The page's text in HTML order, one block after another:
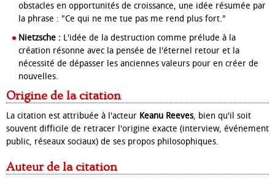
obstacles en opportunités de croissance, une idée résumée par
la phrase : "Ce qui ne me tue pas me rend plus fort."
Nietzsche : L'idée de la destruction comme prélude à la
création résonne avec la pensée de l'éternel retour et la
nécessité de dépasser les anciennes valeurs pour en créer de
nouvelles.
Origine de la citation
La citation est attribuée à l'acteur Keanu Reeves, bien qu'il soit
souvent difficile de retracer l'origine exacte (interview, événement
public, réseaux sociaux) de ses propos philosophiques.
Auteur de la citation